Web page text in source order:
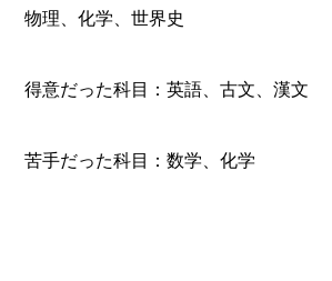
物理、化学、世界史
得意だった科目：英語、古文、漢文
苦手だった科目：数学、化学